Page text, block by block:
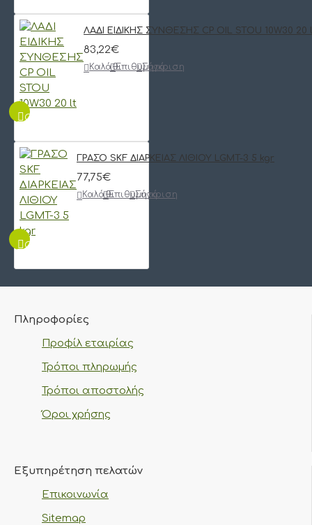
QUICKVIEW
ΛΑΔΙ ΕΙΔΙΚΗΣ ΣΥΝΘΕΣΗΣ CP OIL STOU 10W30 20
83,22€
ΚαλάθιΕπιθυμητό
Σύγκριση
QUICKVIEW
ΓΡΑΣΟ SKF ΔΙΑΡΚΕΙΑΣ ΛΙΘΙΟΥ LGMT-3 5 kgr
77,75€
ΚαλάθιΕπιθυμητό
Σύγκριση
Πληροφορίες
Προφίλ εταιρίας
Τρόποι πληρωμής
Τρόποι αποστολής
Όροι χρήσης
Εξυπηρέτηση πελατών
Επικοινωνία
Sitemap